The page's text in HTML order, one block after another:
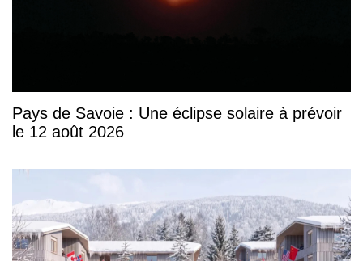
Pays de Savoie : Une éclipse solaire à prévoir
le 12 août 2026